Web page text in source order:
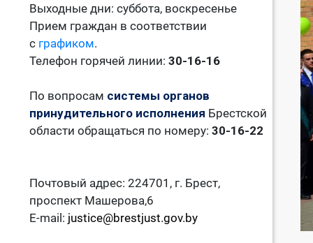
Выходные дни: суббота, воскресенье
Прием граждан в соответствии
с графиком.
Телефон горячей линии: 30-16-16
По вопросам системы органов
принудительного исполнения Брестской
области обращаться по номеру: 30-16-22
Почтовый адрес: 224701, г. Брест,
проспект Машерова,6
E-mail: justice@brestjust.gov.by